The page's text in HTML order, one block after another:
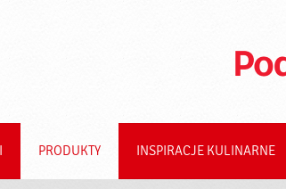
PRODUKTY INSPIRACJE KULINARNE